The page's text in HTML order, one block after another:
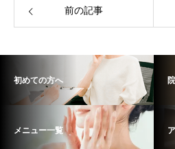
前の記事
初めての方へ
メニュー一覧